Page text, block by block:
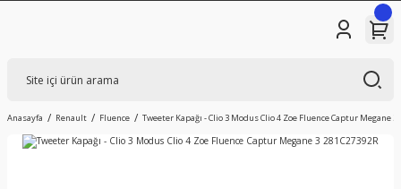
Anasayfa Renault Fluence Tweeter Kapağı - Clio 3 Modus Clio 4 Zoe Fluence Captur Megane 3